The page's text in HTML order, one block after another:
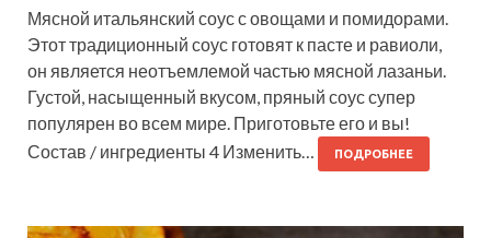
Мясной итальянский соус с овощами и помидорами.
Этот традиционный соус готовят к пасте и равиоли,
он является неотъемлемой частью мясной лазаньи.
Густой, насыщенный вкусом, пряный соус супер
популярен во всем мире. Приготовьте его и вы!
Состав / ингредиенты 4 Изменить…
ПОДРОБНЕЕ